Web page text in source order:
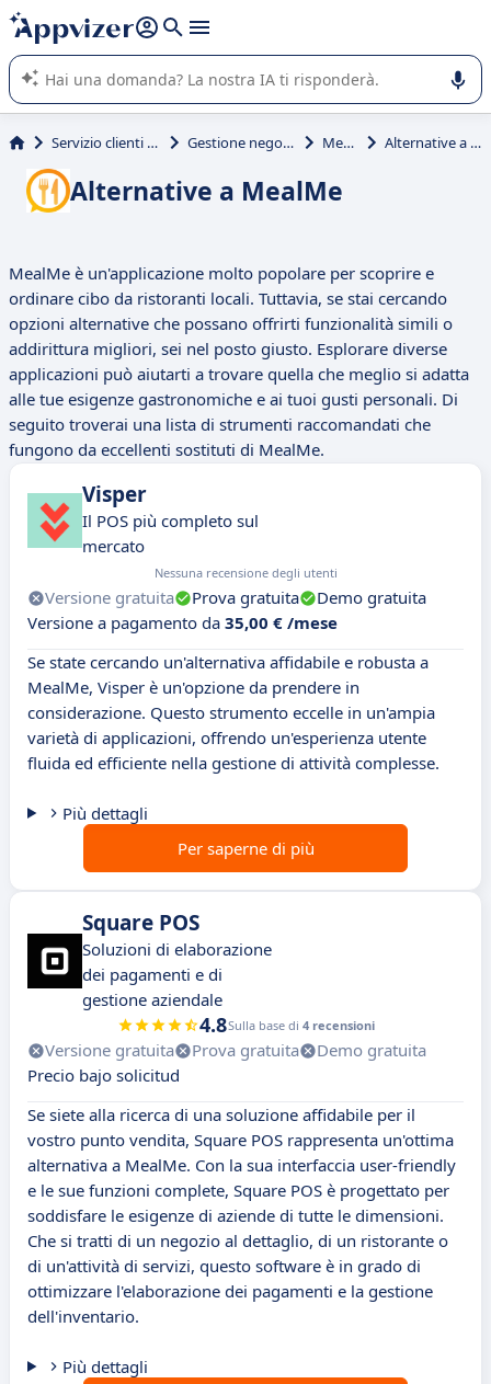
righe con
shift + enter
L'IA di Appvizer vi guida nell'utilizzo o nella scelta di un
software SaaS per la vostra azienda.
Servizio clienti e vendite Gestione negozio (POS) MealMe Alternative a MealMe
Alternative a MealMe
MealMe è un'applicazione molto popolare per scoprire e
ordinare cibo da ristoranti locali. Tuttavia, se stai cercando
opzioni alternative che possano offrirti funzionalità simili o
addirittura migliori, sei nel posto giusto. Esplorare diverse
applicazioni può aiutarti a trovare quella che meglio si adatta
alle tue esigenze gastronomiche e ai tuoi gusti personali. Di
seguito troverai una lista di strumenti raccomandati che
fungono da eccellenti sostituti di MealMe.
Visper
Il POS più completo sul
mercato
Nessuna recensione degli utenti
Versione gratuita Prova gratuita
Demo gratuita
Versione a pagamento da 35,00 € /mese
Se state cercando un'alternativa affidabile e robusta a
MealMe, Visper è un'opzione da prendere in
considerazione. Questo strumento eccelle in un'ampia
varietà di applicazioni, offrendo un'esperienza utente
fluida ed efficiente nella gestione di attività complesse.
Più dettagli
Per saperne di più
Square POS
Soluzioni di elaborazione
dei pagamenti e di
gestione aziendale
4.8Sulla base di 4 recensioni
Versione gratuita Prova gratuita
Demo gratuita
Precio bajo solicitud
Se siete alla ricerca di una soluzione affidabile per il
vostro punto vendita, Square POS rappresenta un'ottima
alternativa a MealMe. Con la sua interfaccia user-friendly
e le sue funzioni complete, Square POS è progettato per
soddisfare le esigenze di aziende di tutte le dimensioni.
Che si tratti di un negozio al dettaglio, di un ristorante o
di un'attività di servizi, questo software è in grado di
ottimizzare l'elaborazione dei pagamenti e la gestione
dell'inventario.
Più dettagli